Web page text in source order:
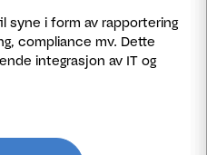
syne i form av rapportering
compliance mv. Dette
integrasjon av IT og